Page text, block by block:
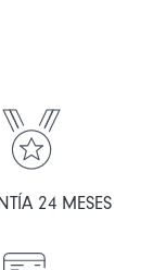
24 MESES